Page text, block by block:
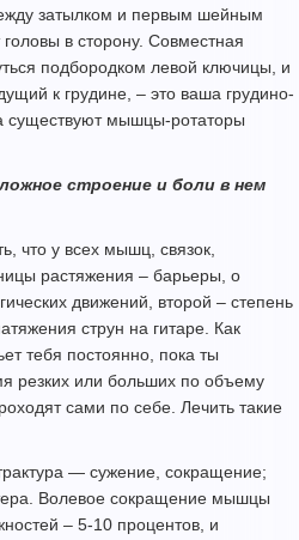
затылком и первым шейным
в сторону. Совместная
подбородком левой ключицы, и
к грудине, – это ваша грудино-
существуют мышцы-ротаторы
строение и боли в нем
что у всех мышц, связок,
растяжения – барьеры, о
движений, второй – степень
струн на гитаре. Как
тебя постоянно, пока ты
резких или больших по объему
сами по себе. Лечить такие
— сужение, сокращение;
Волевое сокращение мышцы
– 5-10 процентов, и